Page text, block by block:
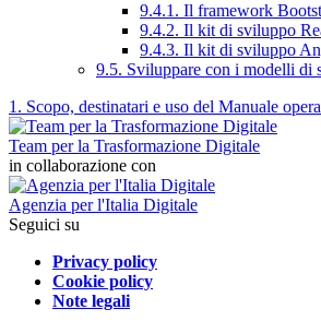
9.4.1. Il framework
9.4.2. Il kit di sviluppo
9.4.3. Il kit di sviluppo
9.5. Sviluppare con i modelli di
1. Scopo, destinatari e uso del Manuale
Team per la Trasformazione Digitale
in collaborazione con
Agenzia per l'Italia Digitale
Seguici su
Privacy policy
Cookie policy
Note legali